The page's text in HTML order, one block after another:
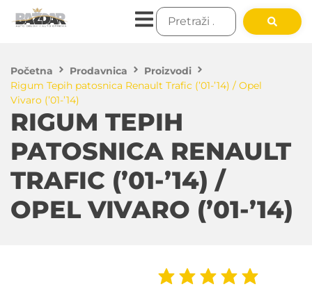
Početna Prodavnica
Proizvodi
Rigum Tepih patosnica Renault Trafic (’01-’14) / Opel
Vivaro (’01-’14)
RIGUM TEPIH
PATOSNICA RENAULT
TRAFIC (’01-’14) /
OPEL VIVARO (’01-’14)